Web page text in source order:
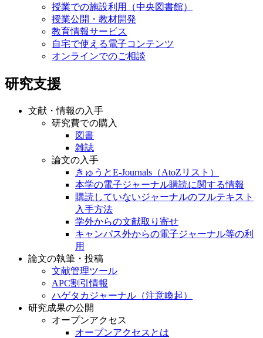
授業での施設利用（中央図書館）
授業公開・教材開発
教育情報サービス
自宅で使える電子コンテンツ
オンラインでのご相談
研究支援
文献・情報の入手
研究費での購入
図書
雑誌
論文の入手
きゅうとE-Journals（AtoZリスト）
本学の電子ジャーナル購読に関する情報
購読していないジャーナルのフルテキスト
入手方法
学外からの文献取り寄せ
キャンパス外からの電子ジャーナル等の利
用
論文の執筆・投稿
文献管理ツール
APC割引情報
ハゲタカジャーナル（注意喚起）
研究成果の公開
オープンアクセス
オープンアクセスとは